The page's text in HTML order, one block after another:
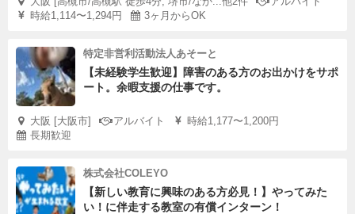
時給1,114〜1,294円
3ヶ月からOK
特定非営利活動法人あそーと
【未経験学生歓迎】障害のある方のお出かけをサポ
ート。余暇支援の仕事です。
大阪 [大阪市] アルバイト
時給1,177〜1,200円
長期歓迎
株式会社COLEYO
【新しい教育に興味のある方必見！】やってみた
い！に伴走する教室の有償インターン！